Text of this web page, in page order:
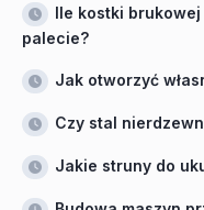
Ile kostki
palecie?
Jak otworzyć
Czy stal
Jakie struny do